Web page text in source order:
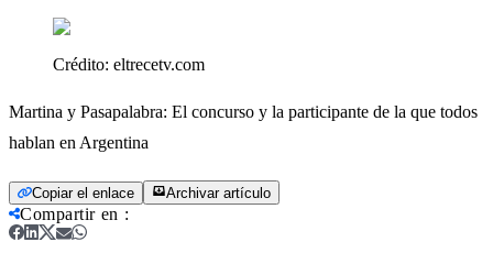
Crédito: eltrecetv.com
Martina y Pasapalabra: El concurso y la participante de la que todos
hablan en Argentina
Copiar el enlace Archivar artículo
Compartir en :